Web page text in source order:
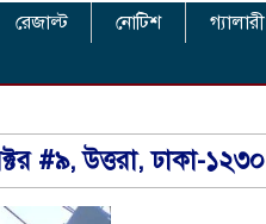
রেজাল্ট নোটিশ গ্যালারী
#৯, উত্তরা, ঢাকা-১২৩০